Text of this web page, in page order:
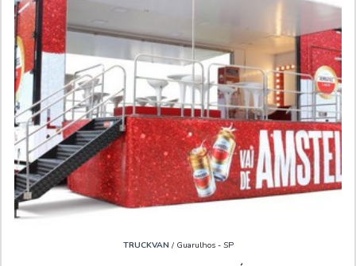
TRUCKVAN / Guarulhos - SP